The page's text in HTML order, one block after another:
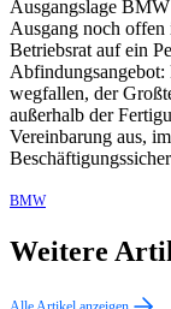
Ausgangslage
Ausgang noch offen
Betriebsrat auf ein
Abfindungsangebot:
wegfallen, der
außerhalb der
Vereinbarung aus,
BMW
Weitere